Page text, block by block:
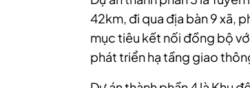
42km, đi qua địa bàn 9 xã,
mục tiêu kết nối đồng bộ
phát triển hạ tầng giao